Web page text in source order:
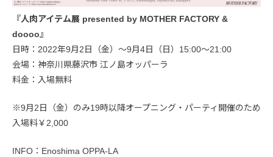
『人肉アイテム展 presented by MOTHER FACTORY &
doooo』
日時：2022年9月2日（金）～9月4日（日）15:00〜21:00
会場：神奈川県藤沢市 江ノ島オッパーラ
料金：入場無料
※9月2日（金）のみ19時以降オープニング・パーティ開催のため
入場料￥2,000
INFO：Enoshima OPPA-LA